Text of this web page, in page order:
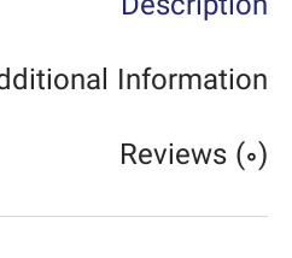
Description
Information
Reviews (0)